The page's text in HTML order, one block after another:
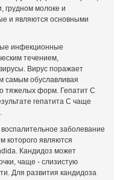
грудном молоке и
и являются основными
инфекционные
течением,
Вирус поражает
самым обуславливая
тяжелых форм. Гепатит С
гепатита С чаще
заболевание
которого являются
Кандидоз может
чаще - слизистую
Для развития кандидоза